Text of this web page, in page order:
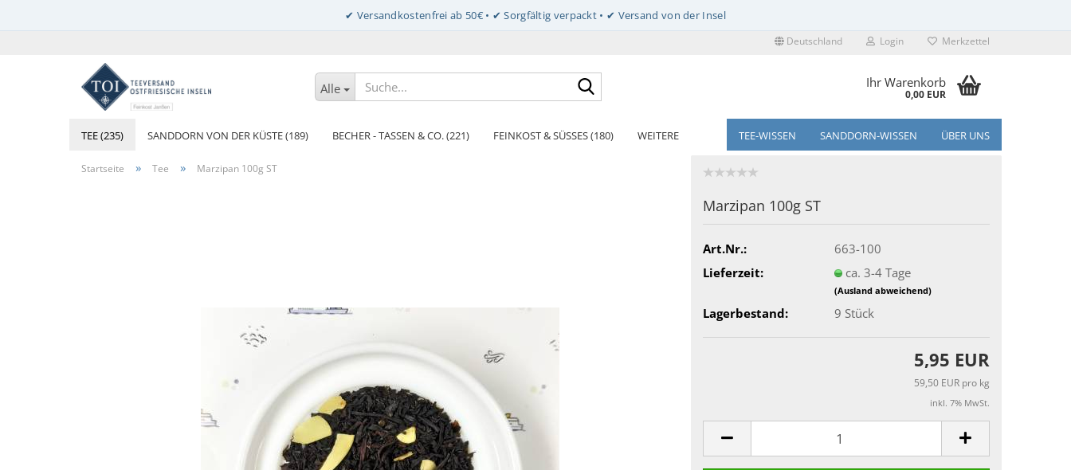
Deutschland Login Merkzettel
Alle Ihr Warenkorb
0,00 EUR
TEE (235) SANDDORN VON DER KÜSTE (189) BECHER - TASSEN & CO. (221) FEINKOST & SÜSSES (180) TEE-WISSEN SANDDORN-WISSEN ÜBER UNS
WEITERE
Startseite » Tee » Marzipan 100g ST
Marzipan 100g ST
Art.Nr.:
663-100
Lieferzeit:
ca. 3-4 Tage
(Ausland abweichend)
Lagerbestand: 9 Stück
5,95 EUR
59,50 EUR pro kg
inkl. 7% MwSt.